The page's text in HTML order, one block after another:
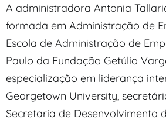
A administradora Antonia
formada em Administração de
Escola de Administração de
Paulo da Fundação Getúlio
especialização em liderança
Georgetown University,
Secretaria de Desenvolvimento